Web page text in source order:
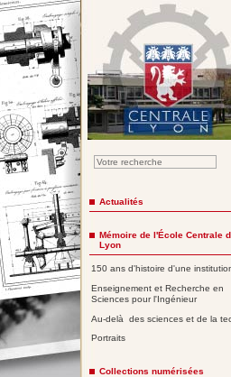
Actualités
Mémoire de l'École Centrale
Lyon
150 ans d'histoire d'une
Enseignement et Recherche en
Sciences pour l'Ingénieur
Au-delà des sciences et de la
Portraits
Collections numérisées